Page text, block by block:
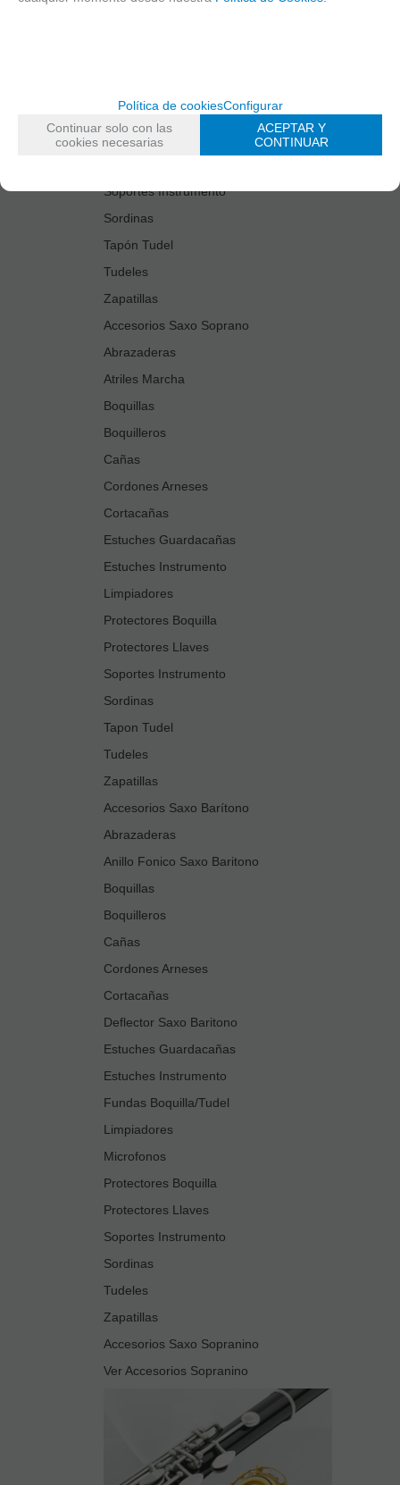
Estuches Guardacañas
Limpiadores
Protectores Boquilla
Soportes Instrumento
Sordinas
Tapón Tudel
Tudeles
Zapatillas
Accesorios Saxo Soprano
Abrazaderas
Atriles Marcha
Boquillas
Boquilleros
Cañas
Cordones Arneses
Cortacañas
Estuches Guardacañas
Estuches Instrumento
Limpiadores
Protectores Boquilla
Protectores Llaves
Soportes Instrumento
Sordinas
Tapon Tudel
Tudeles
Zapatillas
Accesorios Saxo Barítono
Abrazaderas
Anillo Fonico Saxo Baritono
Boquillas
Boquilleros
Cañas
Cordones Arneses
Cortacañas
Deflector Saxo Baritono
Estuches Guardacañas
Estuches Instrumento
Fundas Boquilla/Tudel
Limpiadores
Microfonos
Protectores Boquilla
Protectores Llaves
Soportes Instrumento
Sordinas
Tudeles
Zapatillas
Accesorios Saxo Sopranino
Ver Accesorios Sopranino
Política de cookiesConfigurar
Continuar solo con las
cookies necesarias
ACEPTAR Y
CONTINUAR